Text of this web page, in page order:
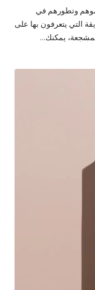
وتطورهم في
التي يتعرفون بها على
يمكنك...